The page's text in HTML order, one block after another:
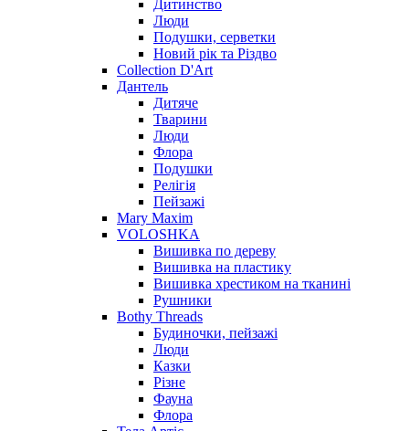
Дитинство
Люди
Подушки, серветки
Новий рік та Різдво
Collection D'Art
Дантель
Дитяче
Тварини
Люди
Флора
Подушки
Релігія
Пейзажі
Mary Maxim
VOLOSHKA
Вишивка по дереву
Вишивка на пластику
Вишивка хрестиком на тканині
Рушники
Bothy Threads
Будиночки, пейзажі
Люди
Казки
Різне
Фауна
Флора